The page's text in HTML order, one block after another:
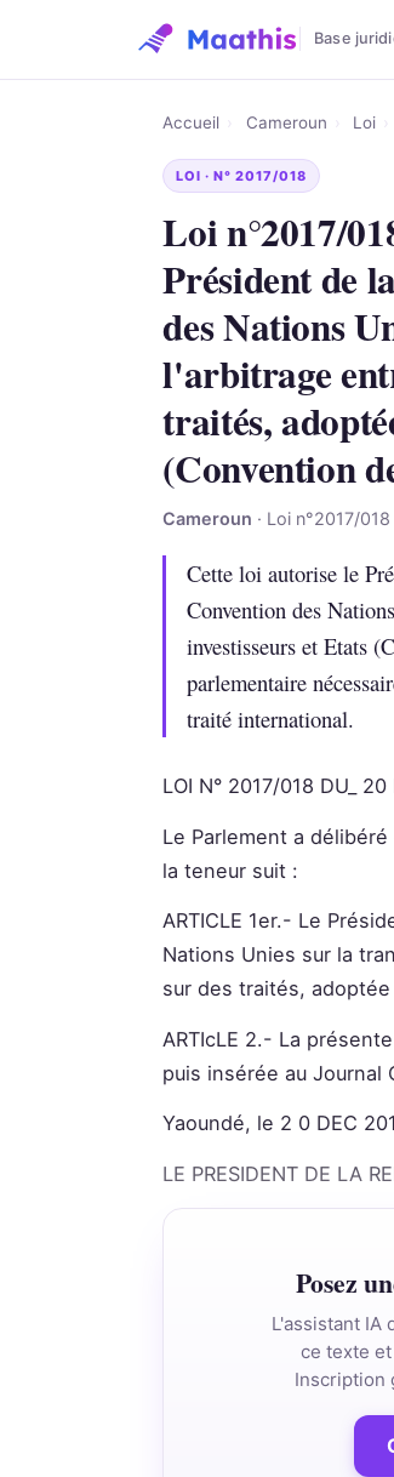
Base
Accueil Cameroun Loi
LOI · N° 2017/018
Loi n°2017/
Président de
des Nations
l'arbitrage
traités,
(Convention
Cameroun · Loi n°2017/
Cette loi autorise le
Convention des
investisseurs et Etats
parlementaire
traité international.
LOI N° 2017/018 DU_ 20
Le Parlement a
la teneur suit :
ARTICLE 1er.- Le
Nations Unies sur la
sur des traités,
ARTIcLE 2.- La
puis insérée au
Yaoundé, le 2 0 DEC
LE PRESIDENT DE LA
Posez
L'assistant IA
ce texte
Inscription